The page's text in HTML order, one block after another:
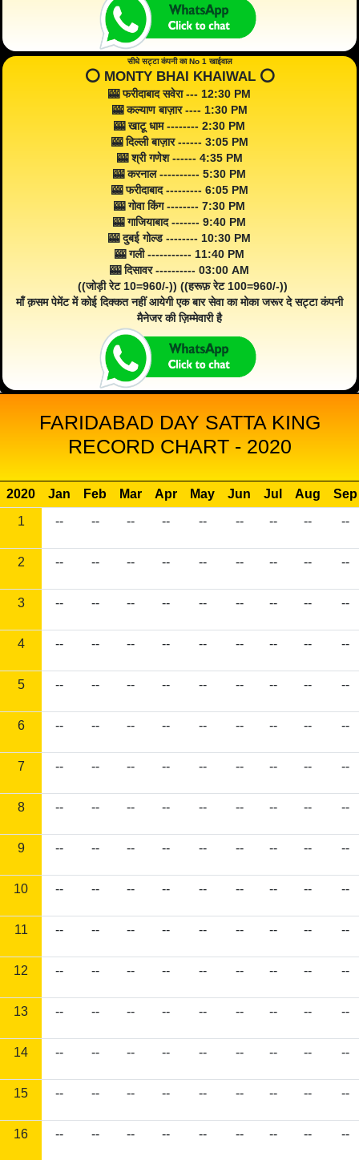
सीधे सट्टा कंपनी का No 1 खाईवाल
⭕️ MONTY BHAI KHAIWAL ⭕️
🎰 फरीदाबाद सवेरा --- 12:30 PM
🎰 कल्याण बाज़ार ---- 1:30 PM
🎰 खाटू धाम -------- 2:30 PM
🎰 दिल्ली बाज़ार ------ 3:05 PM
🎰 श्री गणेश ------ 4:35 PM
🎰 करनाल ---------- 5:30 PM
🎰 फरीदाबाद --------- 6:05 PM
🎰 गोवा किंग -------- 7:30 PM
🎰 गाजियाबाद ------- 9:40 PM
🎰 दुबई गोल्ड -------- 10:30 PM
🎰 गली ----------- 11:40 PM
🎰 दिसावर ---------- 03:00 AM
((जोड़ी रेट 10=960/-)) ((हरूफ़ रेट 100=960/-))
माँ क़सम पेमेंट में कोई दिक्कत नहीं आयेगी एक बार सेवा का मोका जरूर दे सट्टा कंपनी
मैनेजर की ज़िम्मेवारी है
FARIDABAD DAY SATTA KING
RECORD CHART - 2020
2020 Jan Feb Mar Apr May Jun Jul Aug
Sep
1
-- -- -- -- -- -- -- -- --
2 -- -- -- -- -- -- -- -- --
3 -- -- -- -- -- -- -- -- --
4 -- -- -- -- -- -- -- -- --
5 -- -- -- -- -- -- -- -- --
6 -- -- -- -- -- -- -- -- --
7 -- -- -- -- -- -- -- -- --
8 -- -- -- -- -- -- -- -- --
9 -- -- -- -- -- -- -- -- --
10 -- -- -- -- -- -- -- -- --
11 -- -- -- -- -- -- -- -- --
12 -- -- -- -- -- -- -- -- --
13 -- -- -- -- -- -- -- -- --
14 -- -- -- -- -- -- -- -- --
15 -- -- -- -- -- -- -- -- --
16 -- -- -- -- -- -- -- -- --